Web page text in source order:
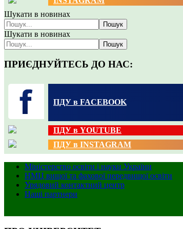
Шукати в новинах
Пошук
Шукати в новинах
Пошук
ПРИЄДНУЙТЕСЬ ДО НАС:
ПДУ в FACEBOOK
ПДУ в YOUTUBE
ПДУ в INSTAGRAM
Міністерство освіти і науки України
НМЦ вищої та фахової передвищої освіти
Урядовий контактний центр
Наші партнери